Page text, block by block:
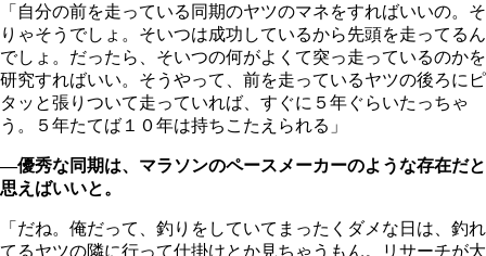
「自分の前を走っている同期のヤツのマネをすればいいの。そ
りゃそうでしょ。そいつは成功しているから先頭を走ってるん
でしょ。だったら、そいつの何がよくて突っ走っているのかを
研究すればいい。そうやって、前を走っているヤツの後ろにピ
タッと張りついて走っていれば、すぐに５年ぐらいたっちゃ
う。５年たてば１０年は持ちこたえられる」
―優秀な同期は、マラソンのペースメーカーのような存在だと
思えばいいと。
「だね。俺だって、釣りをしていてまったくダメな日は、釣れ
てるヤツの隣に行って仕掛けとか見ちゃうもん。リサーチが大